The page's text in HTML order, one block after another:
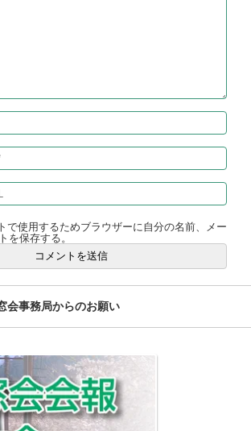
で使用するためブラウザーに自分の名前、メー
を保存する。
会事務局からのお願い